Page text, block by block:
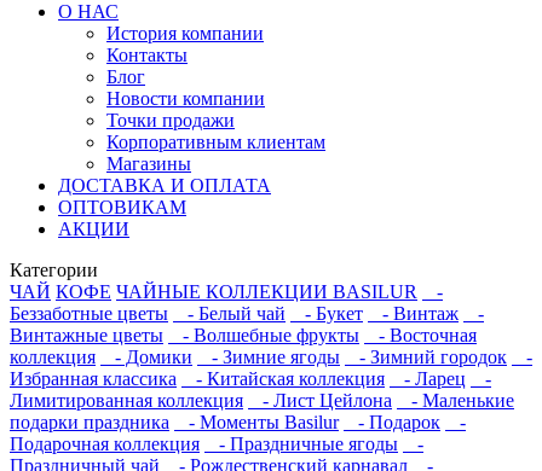
О НАС
История компании
Контакты
Блог
Новости компании
Точки продажи
Корпоративным клиентам
Магазины
ДОСТАВКА И ОПЛАТА
ОПТОВИКАМ
АКЦИИ
Категории
ЧАЙ КОФЕ ЧАЙНЫЕ КОЛЛЕКЦИИ BASILUR
-
Беззаботные цветы
- Белый чай - Букет - Винтаж
-
Винтажные цветы
- Волшебные фрукты
- Восточная
коллекция
- Домики - Зимние ягоды - Зимний городок
-
Избранная классика
- Китайская коллекция - Ларец
-
Лимитированная коллекция
- Лист Цейлона
- Маленькие
подарки праздника
- Моменты Basilur - Подарок
-
Подарочная коллекция
- Праздничные ягоды
-
Праздничный чай
- Рождественский карнавал -